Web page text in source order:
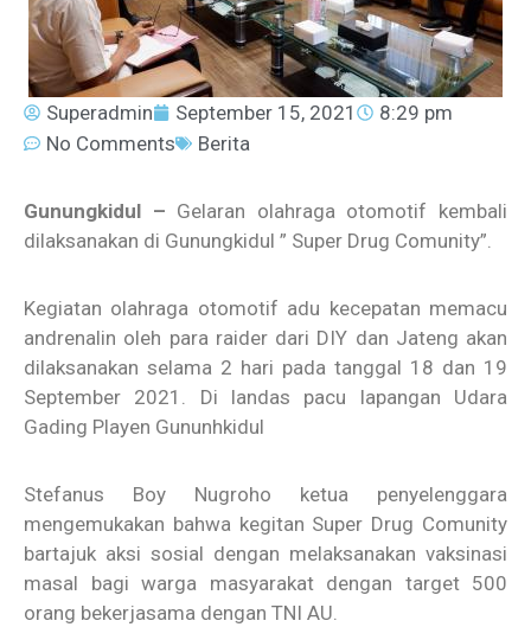
Superadmin September 15, 2021
8:29 pm
No Comments
Berita
Gunungkidul – Gelaran olahraga otomotif kembali
dilaksanakan di Gunungkidul ” Super Drug Comunity”.
Kegiatan olahraga otomotif adu kecepatan memacu
andrenalin oleh para raider dari DIY dan Jateng akan
dilaksanakan selama 2 hari pada tanggal 18 dan 19
September 2021. Di landas pacu lapangan Udara
Gading Playen Gununhkidul
Stefanus Boy Nugroho ketua penyelenggara
mengemukakan bahwa kegitan Super Drug Comunity
bartajuk aksi sosial dengan melaksanakan vaksinasi
masal bagi warga masyarakat dengan target 500
orang bekerjasama dengan TNI AU.